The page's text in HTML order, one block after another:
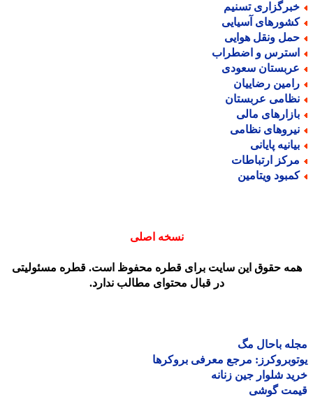
تسنیم
آسیایی
ونقل هوایی
و اضطراب
سعودی
رضاییان
عربستان
مالی
نظامی
پایانی
ارتباطات
ویتامین
نسخه اصلی
حقوق این سایت برای قطره محفوظ است. قطره مسئولیتی
در قبال محتوای مطالب ندارد.
باحال مگ
مرجع معرفی بروکرها
شلوار جین زنانه
گوشی